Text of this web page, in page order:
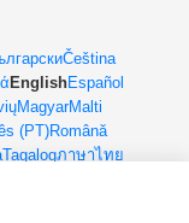
Čeština
EnglishEspañol
MagyarMalti
(PT)Română
Tagalogภาษาไทย